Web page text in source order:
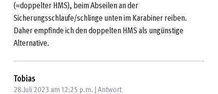
(=doppelter HMS), beim Abseilen an der
Sicherungsschlaufe/schlinge unten im Karabiner reiben.
Daher empfinde ich den doppelten HMS als ungünstige
Alternative.
Tobias
28.Juli 2023 am 12:25 p.m. |Antwort